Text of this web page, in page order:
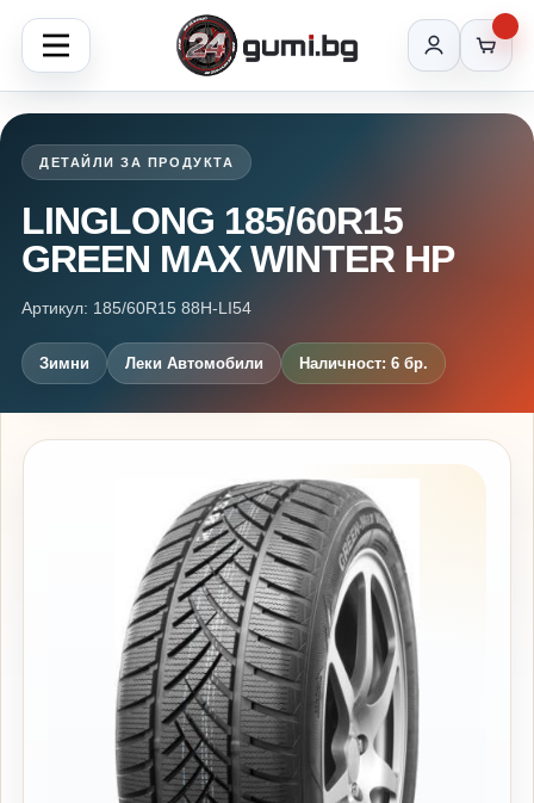
ДЕТАЙЛИ ЗА ПРОДУКТА
LINGLONG 185/60R15
GREEN MAX WINTER HP
Артикул: 185/60R15 88H-LI54
Зимни Леки Автомобили Наличност: 6 бр.